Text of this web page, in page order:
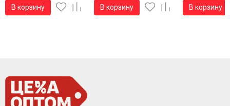
В корзину В корзину В корзину